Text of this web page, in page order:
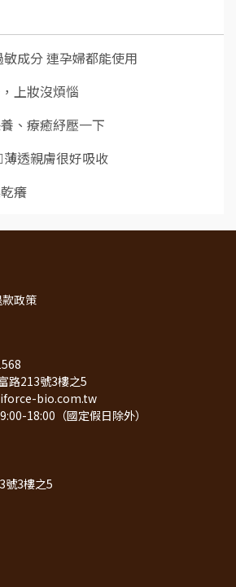
成分 連孕婦都能使用
上妝沒煩惱
、療癒紓壓一下
薄透親膚很好吸收
癢
款政策
路213號3樓之5
bio.com.tw
18:00（國定假日除外）
號3樓之5